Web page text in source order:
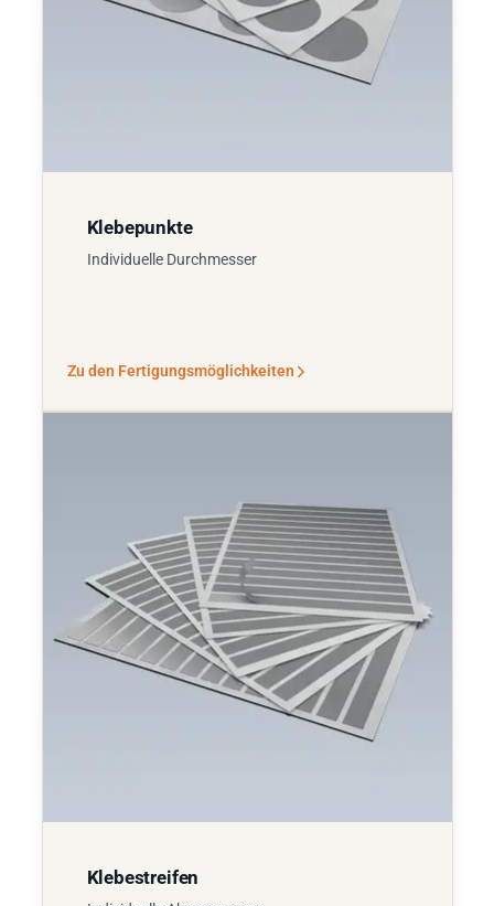
Klebepunkte
Individuelle Durchmesser
Zu den Fertigungsmöglichkeiten
Klebestreifen